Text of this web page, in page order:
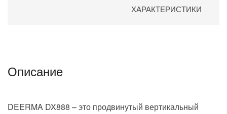
ХАРАКТЕРИСТИКИ
Описание
DEERMA DX888 – это продвинутый вертикальный